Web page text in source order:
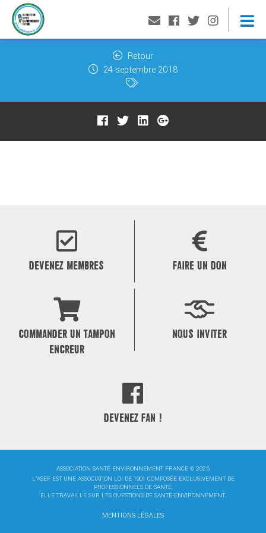
Retour
24 septembre 2018
DEVENEZ MEMBRES FAIRE UN DON
COMMANDER UN TAMPON
ENCREUR
NOUS INVITER
DEVENEZ FAN !
ASSOCIATION SANTÉ ENVIRONNEMENT FRANCE © 2026
L'ASEF EST UNE ASSOCIATION LOI DE 1901 COMPOSÉE EXCLUSIVEMENT DE
PROFESSIONNELS DE SANTÉ.
ELLE TRAVAILLE SUR LES QUESTIONS DE SANTÉ-ENVIRONNEMENT.
MENTIONS LÉGALES